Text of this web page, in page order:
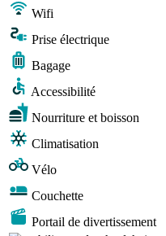
Wifi
Prise électrique
Bagage
Accessibilité
Nourriture et boisson
Climatisation
Vélo
Couchette
Portail de divertissement